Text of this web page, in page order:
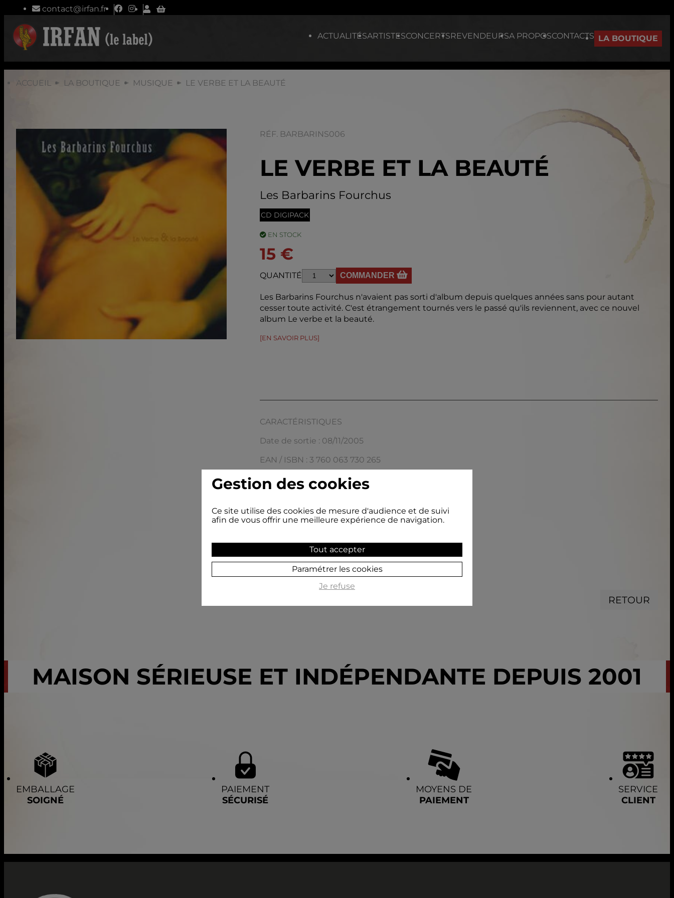
contact@irfan.fr
ACTUALITÉSARTISTESCONCERTSREVENDEURSA PROPOSCONTACTS LA BOUTIQUE
ACCUEIL LA BOUTIQUE MUSIQUE LE VERBE ET LA BEAUTÉ
RÉF. BARBARINS006
LE VERBE ET LA BEAUTÉ
Les Barbarins Fourchus
CD DIGIPACK
EN STOCK
15 €
QUANTITÉ COMMANDER
Les Barbarins Fourchus n'avaient pas sorti d'album depuis quelques années sans pour autant
cesser toute activité. C'est étrangement tournés vers le passé qu'ils reviennent, avec ce nouvel
album Le verbe et la beauté.
[EN SAVOIR PLUS]
CARACTÉRISTIQUES
Date de sortie : 08/11/2005
EAN / ISBN : 3 760 063 730 265
Code prix : 1R010
Artiste(s) :Les Barbarins Fourchus
RETOUR
MAISON SÉRIEUSE ET INDÉPENDANTE DEPUIS 2001
EMBALLAGE
SOIGNÉ
PAIEMENT
SÉCURISÉ
MOYENS DE
PAIEMENT
SERVICE
CLIENT
Gestion des cookies
Ce site utilise des cookies de mesure d'audience et de suivi
afin de vous offrir une meilleure expérience de navigation.
Tout accepter
Paramétrer les cookies
Je refuse